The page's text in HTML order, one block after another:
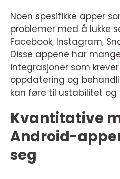
Noen spesifikke apper
problemer med å lukke
Facebook, Instagram,
Disse appene har
integrasjoner som
oppdatering og
kan føre til ustabilitet og
Kvantitative
Android-
seg